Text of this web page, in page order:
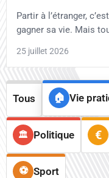
Partir à l’étranger,
gagner sa vie. Mais
25 juillet 2026
Tous Vie
Politique
Sport